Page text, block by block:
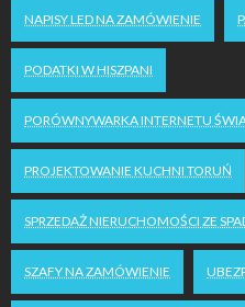
NAPISY LED NA ZAMÓWIENIE
PODATKI W HISZPANI
PORÓWNYWARKA INTERNETU
PROJEKTOWANIE KUCHNI TORUŃ
SPRZEDAŻ NIERUCHOMOŚCI ZE
SZAFY NA ZAMÓWIENIE